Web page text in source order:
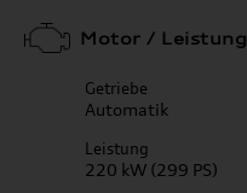
Motor / Leistung
Getriebe
Automatik
Leistung
220 kW (299 PS)